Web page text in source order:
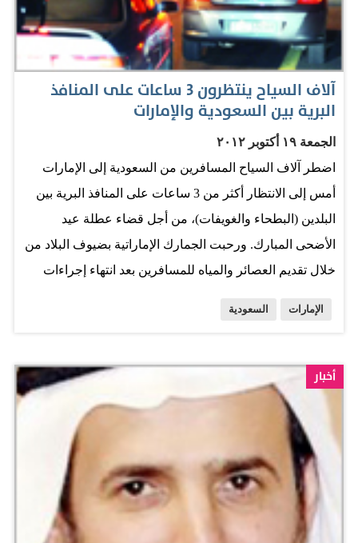
بلغ خلال عيد الفطر الماضي نحو 800 ألف عندما لم تتجاوز
العطلة أربعة أيام، فكيف إذا كانت أسبوعين». وأشعل تمديد
احتفالات عيد الأضحى في دبي إلى أسبوعين سوق الفنادق
في…
آلاف السياح ينتظرون 3 ساعات على المنافذ
البرية بين السعودية والإمارات
الجمعة ١٩ أكتوبر ٢٠١٢
اضطر آلاف السياح المسافرين من السعودية إلى الإمارات
أمس إلى الانتظار أكثر من 3 ساعات على المنافذ البرية بين
البلدين (البطحاء والغويفات)، من أجل قضاء عطلة عيد
الأضحى المبارك. ورحبت الجمارك الإماراتية بضيوف البلاد من
خلال تقديم العصائر والمياه للمسافرين بعد انتهاء إجراءات
الإمارات السعودية
أخبار